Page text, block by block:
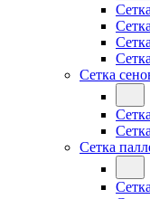
Сетка
Сетка